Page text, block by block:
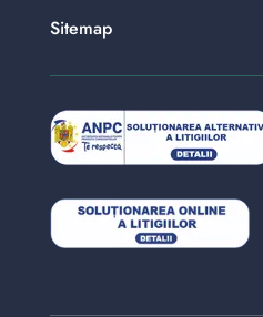
Sitemap